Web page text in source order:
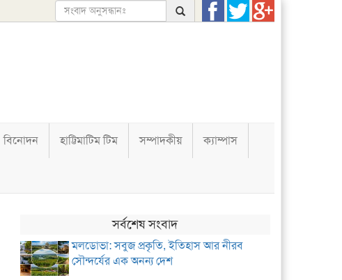
বিনোদন হাট্টিমাটিম টিম সম্পাদকীয় ক্যাম্পাস
সর্বশেষ সংবাদ
মলডোভা: সবুজ প্রকৃতি, ইতিহাস আর নীরব
সৌন্দর্যের এক অনন্য দেশ